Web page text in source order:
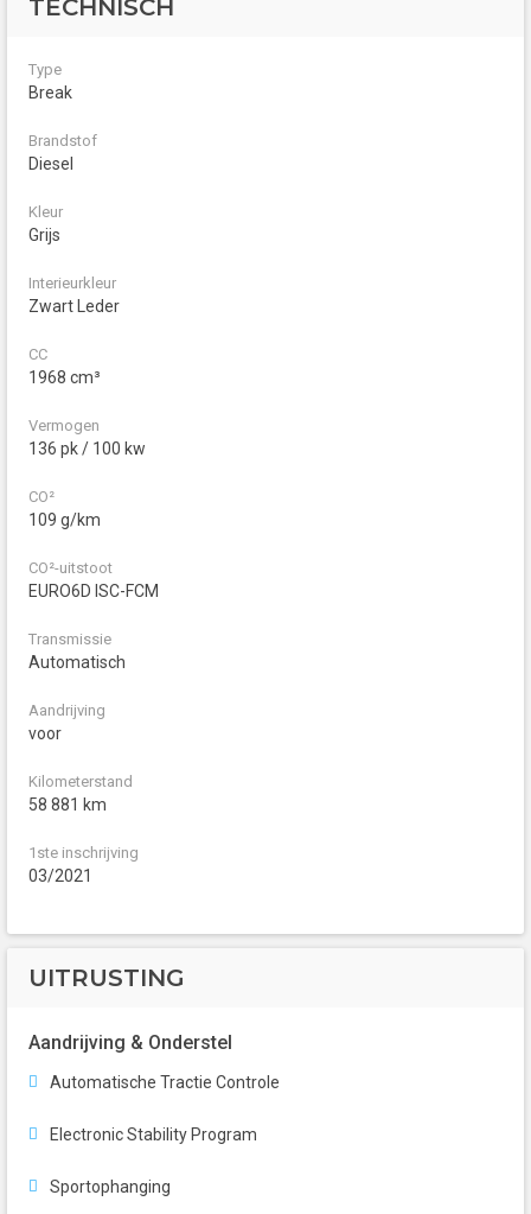
TECHNISCH
Type
Break
Brandstof
Diesel
Kleur
Grijs
Interieurkleur
Zwart Leder
CC
1968 cm³
Vermogen
136 pk / 100 kw
CO²
109 g/km
CO²-uitstoot
EURO6D ISC-FCM
Transmissie
Automatisch
Aandrijving
voor
Kilometerstand
58 881 km
1ste inschrijving
03/2021
UITRUSTING
Aandrijving & Onderstel
Automatische Tractie Controle
Electronic Stability Program
Sportophanging